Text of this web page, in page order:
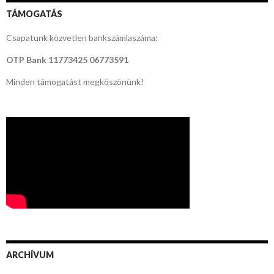
TÁMOGATÁS
Csapatunk közvetlen bankszámlaszáma:
OTP Bank 11773425 06773591
Minden támogatást megköszönünk!
ARCHÍVUM